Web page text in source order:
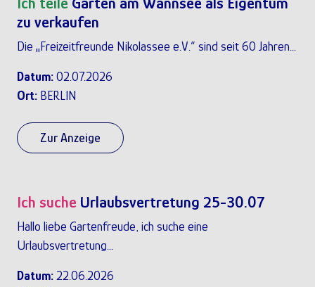
zu verkaufen
Die „Freizeitfreunde Nikolassee e.V.“ sind seit 60 Jahren...
Datum: 02.07.2026
Ort: BERLIN
Zur Anzeige
Ich suche Urlaubsvertretung 25-30.07
Hallo liebe Gartenfreude, ich suche eine
Urlaubsvertretung...
Datum: 22.06.2026